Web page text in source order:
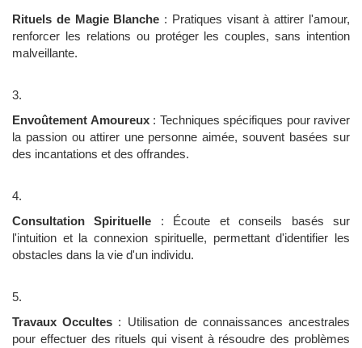
Rituels de Magie Blanche : Pratiques visant à attirer l'amour,
renforcer les relations ou protéger les couples, sans intention
malveillante.
Envoûtement Amoureux: Techniques spécifiques pour raviver
la passion ou attirer une personne aimée, souvent basées sur
des incantations et des offrandes.
Consultation Spirituelle : Écoute et conseils basés sur
l'intuition et la connexion spirituelle, permettant d'identifier les
obstacles dans la vie d'un individu.
Travaux Occultes : Utilisation de connaissances ancestrales
pour effectuer des rituels qui visent à résoudre des problèmes